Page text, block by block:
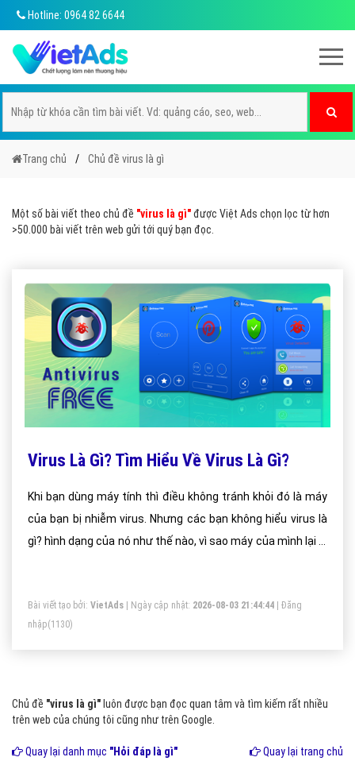
Hotline: 0964 82 6644
Trang chủ Chủ đề virus là gì
Một số bài viết theo chủ đề "virus là gì"được Việt Ads chọn lọc từ hơn
>50.000 bài viết trên web gửi tới quý bạn đọc.
Virus Là Gì? Tìm Hiểu Về Virus Là Gì?
Khi bạn dùng máy tính thì điều không tránh khỏi đó là máy
của bạn bị nhiễm virus. Nhưng các bạn không hiểu virus là
gì? hình dạng của nó như thế nào, vì sao máy của mình lại bị
Bài viết tạo bởi: VietAds | Ngày cập nhật: 2026-08-03 21:44:44
Đăng
nhập(1130)
Chủ đề "virus là gì" luôn được bạn đọc quan tâm và tìm kiếm rất nhiều
trên web của chúng tôi cũng như trên Google.
Quay lại danh mục "Hỏi đáp là gì" Quay lại trang chủ